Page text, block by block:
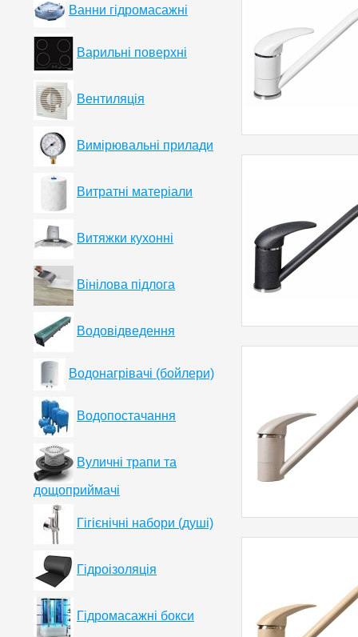
Ванни гідромасажні
Варильні поверхні
Вентиляція
Вимірювальні прилади
Витратні матеріали
Витяжки кухонні
Вінілова підлога
Водовідведення
Водонагрівачі (бойлери)
Водопостачання
Вуличні трапи та
дощоприймачі
Гігієнічні набори (душі)
Гідроізоляція
Гідромасажні бокси